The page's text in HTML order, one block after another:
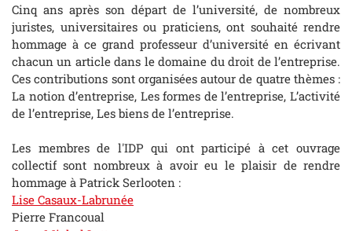
Cinq ans après son départ de l’université, de nombreux
juristes, universitaires ou praticiens, ont souhaité rendre
hommage à ce grand professeur d’université en écrivant
chacun un article dans le domaine du droit de l’entreprise.
Ces contributions sont organisées autour de quatre thèmes :
La notion d’entreprise, Les formes de l’entreprise, L’activité
de l’entreprise, Les biens de l’entreprise.
Les membres de l'IDP qui ont participé à cet ouvrage
collectif sont nombreux à avoir eu le plaisir de rendre
hommage à Patrick Serlooten :
Lise Casaux-Labrunée
Pierre Francoual